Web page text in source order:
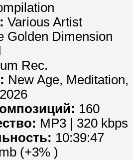
Various Artist
Golden Dimension
Rec.
New Age, Meditation,
2026
160
MP3 | 320 kbps
10:39:47
(+3% )